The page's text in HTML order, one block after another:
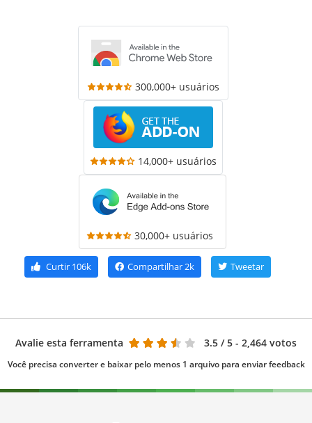
300,000+ usuários
14,000+ usuários
30,000+ usuários
Curtir 106k Compartilhar 2k Tweetar
Avalie esta ferramenta 3.5 / 5 - 2,464 votos
Você precisa converter e baixar pelo menos 1 arquivo para enviar feedback